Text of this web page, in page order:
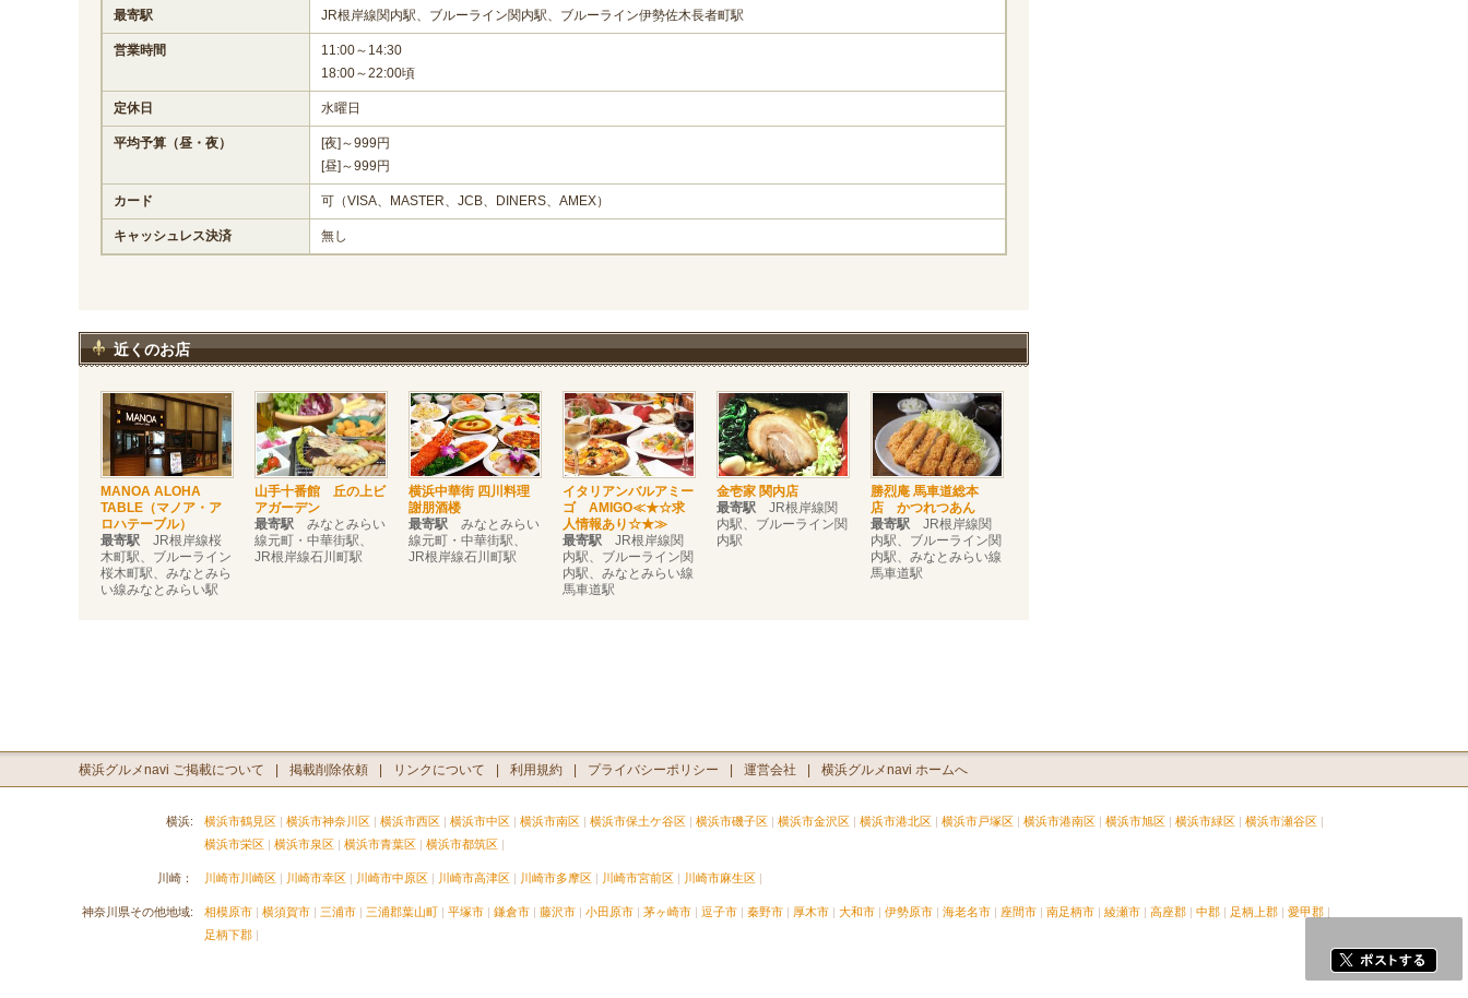
最寄駅 JR根岸線関内駅、ブルーライン関内駅、ブルーライン伊勢佐木長者町駅
営業時間
11:00～14:30
18:00～22:00頃
定休日 水曜日
平均予算（昼・夜）
[夜]～999円
[昼]～999円
カード 可（VISA、MASTER、JCB、DINERS、AMEX）
キャッシュレス決済 無し
近くのお店
MANOA ALOHA
TABLE（マノア・ア
ロハテーブル）
最寄駅 JR根岸線桜
木町駅、ブルーライン
桜木町駅、みなとみら
い線みなとみらい駅
山手十番館 丘の上ビ
アガーデン
最寄駅 みなとみらい
線元町・中華街駅、
JR根岸線石川町駅
横浜中華街 四川料理
謝朋酒楼
最寄駅 みなとみらい
線元町・中華街駅、
JR根岸線石川町駅
イタリアンバルアミー
ゴ AMIGO≪★☆求
人情報あり☆★≫
最寄駅 JR根岸線関
内駅、ブルーライン関
内駅、みなとみらい線
馬車道駅
金壱家 関内店
最寄駅 JR根岸線関
内駅、ブルーライン関
内駅
勝烈庵 馬車道総本
店 かつれつあん
最寄駅 JR根岸線関
内駅、ブルーライン関
内駅、みなとみらい線
馬車道駅
横浜グルメnavi ご掲載について 掲載削除依頼 リンクについて 利用規約 プライバシーポリシー 運営会社 横浜グルメnavi ホームへ
横浜: 横浜市鶴見区 横浜市神奈川区 横浜市西区 横浜市中区 横浜市南区 横浜市保土ケ谷区 横浜市磯子区 横浜市金沢区 横浜市港北区 横浜市戸塚区 横浜市港南区 横浜市旭区 横浜市緑区
横浜市瀬谷区
横浜市栄区
横浜市泉区 横浜市青葉区 横浜市都筑区
川崎： 川崎市川崎区 川崎市幸区 川崎市中原区 川崎市高津区 川崎市多摩区 川崎市宮前区 川崎市麻生区
神奈川県その他地域: 相模原市 横須賀市 三浦市 三浦郡葉山町 平塚市 鎌倉市 藤沢市 小田原市 茅ヶ崎市 逗子市 秦野市 厚木市 大和市 伊勢原市 海老名市 座間市 南足柄市 綾瀬市 高座郡 中郡 足柄上郡
愛甲郡
足柄下郡